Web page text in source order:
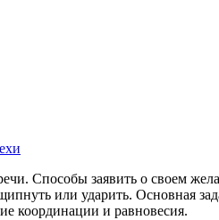
Способы заявить о своем
или ударить. Основная
координации и равновесия.